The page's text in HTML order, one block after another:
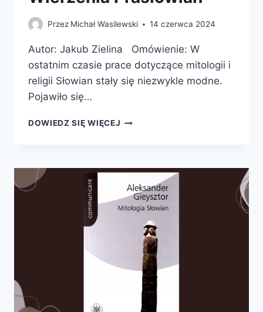
Przez Michał Wasilewski 14 czerwca 2024
Autor: Jakub Zielina Omówienie: W
ostatnim czasie prace dotyczące mitologii i
religii Słowian stały się niezwykle modne.
Pojawiło się…
DOWIEDZ SIĘ WIĘCEJ WIERZENIA